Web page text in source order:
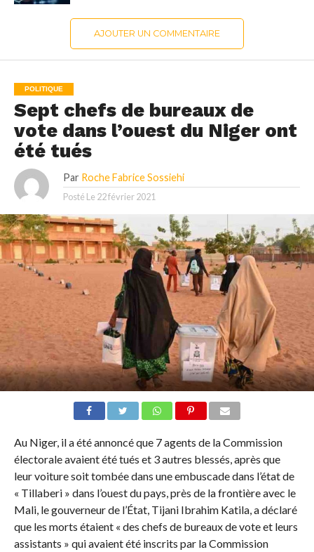
AJOUTER UN COMMENTAIRE
POLITIQUE
Sept chefs de bureaux de
vote dans l’ouest du Niger ont
été tués
Par Roche Fabrice Sossiehi
Posté Le 22 février 2021
Au Niger, il a été annoncé que 7 agents de la Commission
électorale avaient été tués et 3 autres blessés, après que
leur voiture soit tombée dans une embuscade dans l’état de
« Tillaberi » dans l’ouest du pays, près de la frontière avec le
Mali, le gouverneur de l’État, Tijani Ibrahim Katila, a déclaré
que les morts étaient « des chefs de bureaux de vote et leurs
assistants » qui avaient été inscrits par la Commission